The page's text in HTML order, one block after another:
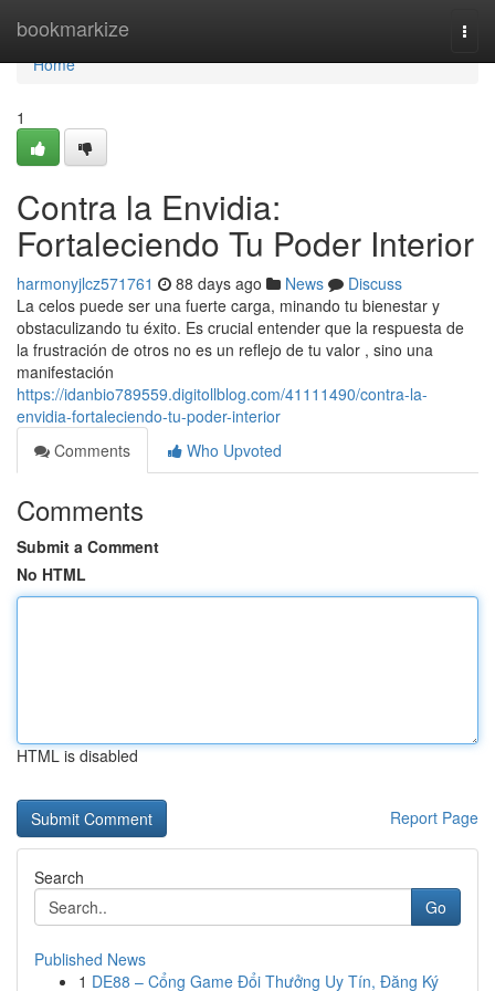
bookmarkize
Home
Home
1
Contra la Envidia:
Fortaleciendo Tu Poder Interior
harmonyjlcz571761 88 days ago News
Discuss
La celos puede ser una fuerte carga, minando tu bienestar y
obstaculizando tu éxito. Es crucial entender que la respuesta de
la frustración de otros no es un reflejo de tu valor , sino una
manifestación
https://idanbio789559.digitollblog.com/41111490/contra-la-
envidia-fortaleciendo-tu-poder-interior
Comments
Who Upvoted
Comments
Submit a Comment
No HTML
HTML is disabled
Report Page
Search
Go
Published News
1 DE88 – Cổng Game Đổi Thưởng Uy Tín, Đăng Ký